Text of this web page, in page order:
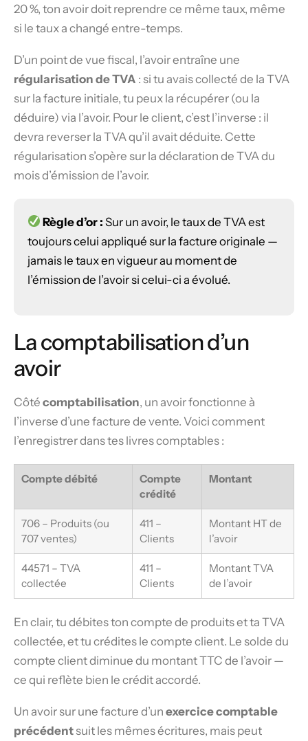
20 %, ton avoir doit reprendre ce même taux, même
si le taux a changé entre-temps.
D’un point de vue fiscal, l’avoir entraîne une
régularisation de TVA : si tu avais collecté de la TVA
sur la facture initiale, tu peux la récupérer (ou la
déduire) via l’avoir. Pour le client, c’est l’inverse : il
devra reverser la TVA qu’il avait déduite. Cette
régularisation s’opère sur la déclaration de TVA du
mois d’émission de l’avoir.
Règle d’or : Sur un avoir, le taux de TVA est
toujours celui appliqué sur la facture originale —
jamais le taux en vigueur au moment de
l’émission de l’avoir si celui-ci a évolué.
La comptabilisation d’un
avoir
Côté comptabilisation, un avoir fonctionne à
l’inverse d’une facture de vente. Voici comment
l’enregistrer dans tes livres comptables :
Compte débité
Compte
crédité
Montant
706 – Produits (ou
707 ventes)
411 –
Clients
Montant HT de
l’avoir
44571 – TVA
collectée
411 –
Clients
Montant TVA
de l’avoir
En clair, tu débites ton compte de produits et ta TVA
collectée, et tu crédites le compte client. Le solde du
compte client diminue du montant TTC de l’avoir —
ce qui reflète bien le crédit accordé.
Un avoir sur une facture d’un exercice comptable
précédent suit les mêmes écritures, mais peut